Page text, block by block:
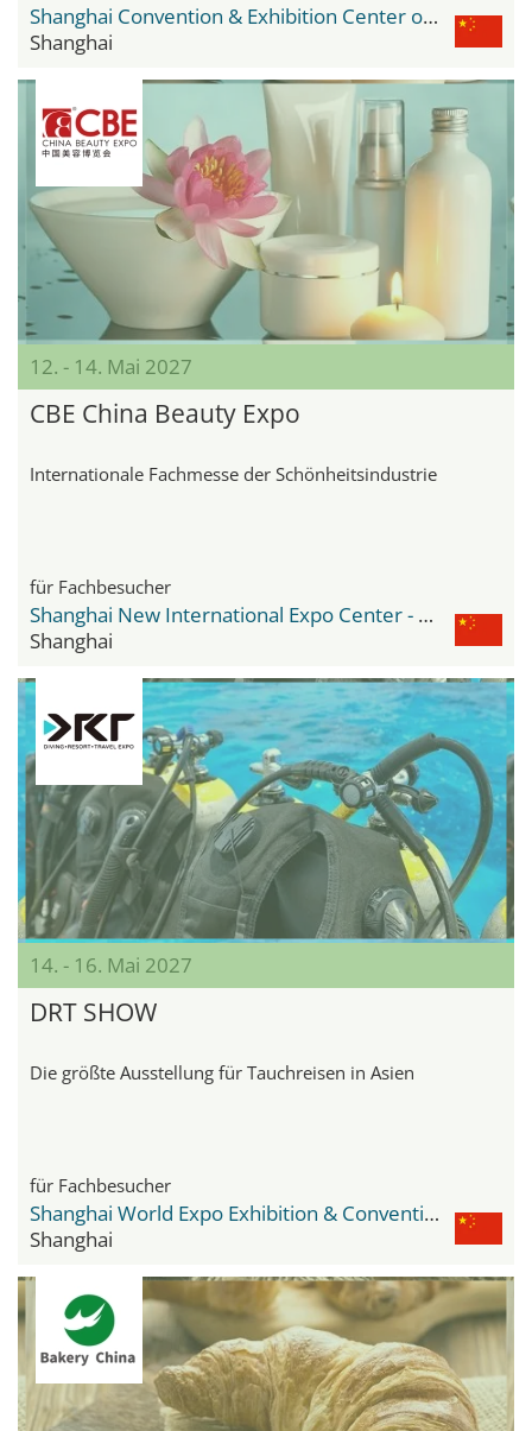
Shanghai Convention & Exhibition Center of International Sourcing
Shanghai
12. - 14. Mai 2027
CBE China Beauty Expo
Internationale Fachmesse der Schönheitsindustrie
für Fachbesucher
Shanghai New International Expo Center - SNIEC
Shanghai
14. - 16. Mai 2027
DRT SHOW
Die größte Ausstellung für Tauchreisen in Asien
für Fachbesucher
Shanghai World Expo Exhibition & Convention Center
Shanghai